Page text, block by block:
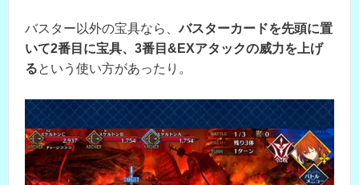
バスター以外の宝具なら、バスターカードを先頭に置
いて2番目に宝具、3番目&EXアタックの威力を上げ
るという使い方があったり。